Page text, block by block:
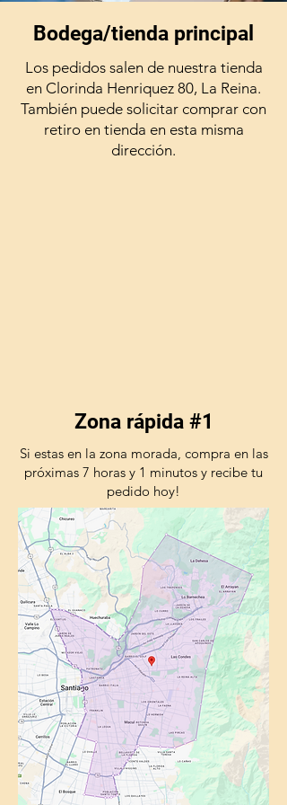
Bodega/tienda principal
Los pedidos salen de nuestra tienda
en Clorinda Henriquez 80, La Reina.
También puede solicitar comprar con
retiro en tienda en esta misma
dirección.
Zona rápida #1
Si estas en la zona morada, compra en las
próximas 7 horas y 1 minutos y recibe tu
pedido hoy!